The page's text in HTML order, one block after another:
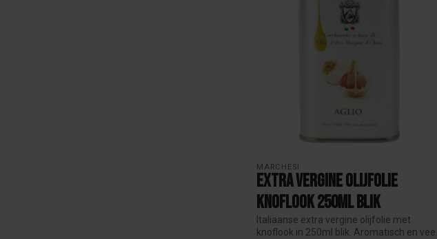
MARCHESI
Extra Vergine Olijfolie
Knoflook 250ml Blik
Italiaanse extra vergine olijfolie met
knoflook in 250ml blik. Aromatisch en vee...